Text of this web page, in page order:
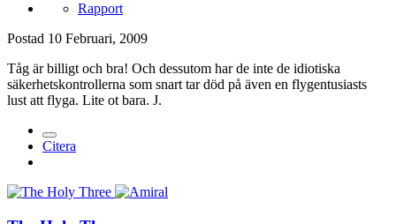
Rapport
Postad 10 Februari, 2009
Tåg är billigt och bra! Och dessutom har de inte de idiotiska
säkerhetskontrollerna som snart tar död på även en flygentusiasts
lust att flyga. Lite ot bara. J.
Citera